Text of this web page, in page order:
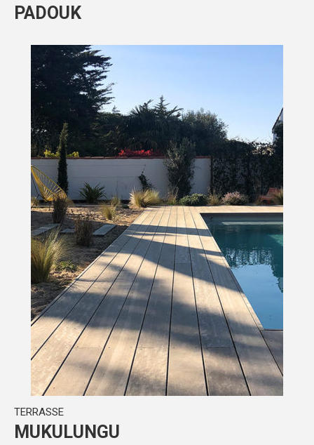
PADOUK
TERRASSE
MUKULUNGU